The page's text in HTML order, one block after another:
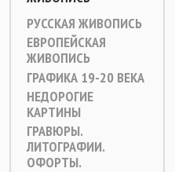
РУССКАЯ ЖИВОПИСЬ
ЕВРОПЕЙСКАЯ
ЖИВОПИСЬ
ГРАФИКА 19-20 ВЕКА
НЕДОРОГИЕ
КАРТИНЫ
ГРАВЮРЫ.
ЛИТОГРАФИИ.
ОФОРТЫ.